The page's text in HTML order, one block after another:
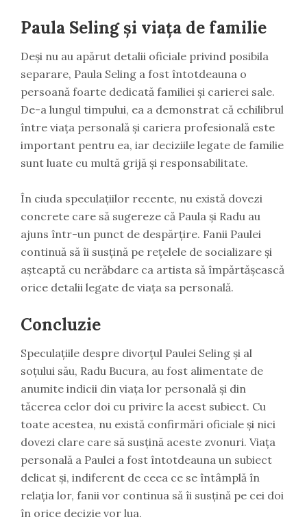
Paula Seling și viața de familie
Deși nu au apărut detalii oficiale privind posibila
separare, Paula Seling a fost întotdeauna o
persoană foarte dedicată familiei și carierei sale.
De-a lungul timpului, ea a demonstrat că echilibrul
între viața personală și cariera profesională este
important pentru ea, iar deciziile legate de familie
sunt luate cu multă grijă și responsabilitate.
În ciuda speculațiilor recente, nu există dovezi
concrete care să sugereze că Paula și Radu au
ajuns într-un punct de despărțire. Fanii Paulei
continuă să îi susțină pe rețelele de socializare și
așteaptă cu nerăbdare ca artista să împărtășească
orice detalii legate de viața sa personală.
Concluzie
Speculațiile despre divorțul Paulei Seling și al
soțului său, Radu Bucura, au fost alimentate de
anumite indicii din viața lor personală și din
tăcerea celor doi cu privire la acest subiect. Cu
toate acestea, nu există confirmări oficiale și nici
dovezi clare care să susțină aceste zvonuri. Viața
personală a Paulei a fost întotdeauna un subiect
delicat și, indiferent de ceea ce se întâmplă în
relația lor, fanii vor continua să îi susțină pe cei doi
în orice decizie vor lua.